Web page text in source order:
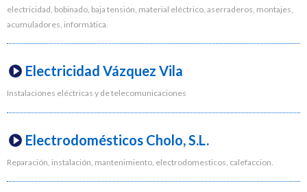
electricidad, bobinado, baja tensión, material eléctrico, aserraderos, montajes,
acumuladores, informática.
Electricidad Vázquez Vila
Instalaciones eléctricas y de telecomunicaciones
Electrodomésticos Cholo, S.L.
Reparación, instalación, mantenimiento, electrodomesticos, calefaccion.